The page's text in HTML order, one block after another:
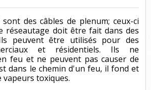
sont des câbles de plenum; ceux-ci
réseautage doit être fait dans des
peuvent être utilisés pour des
et résidentiels. Ils ne
feu et ne peuvent pas causer de
dans le chemin d'un feu, il fond et
toxiques.